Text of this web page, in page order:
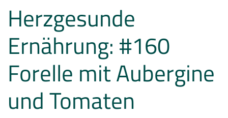
Herzgesunde
Ernährung: #160
Forelle mit Aubergine
und Tomaten